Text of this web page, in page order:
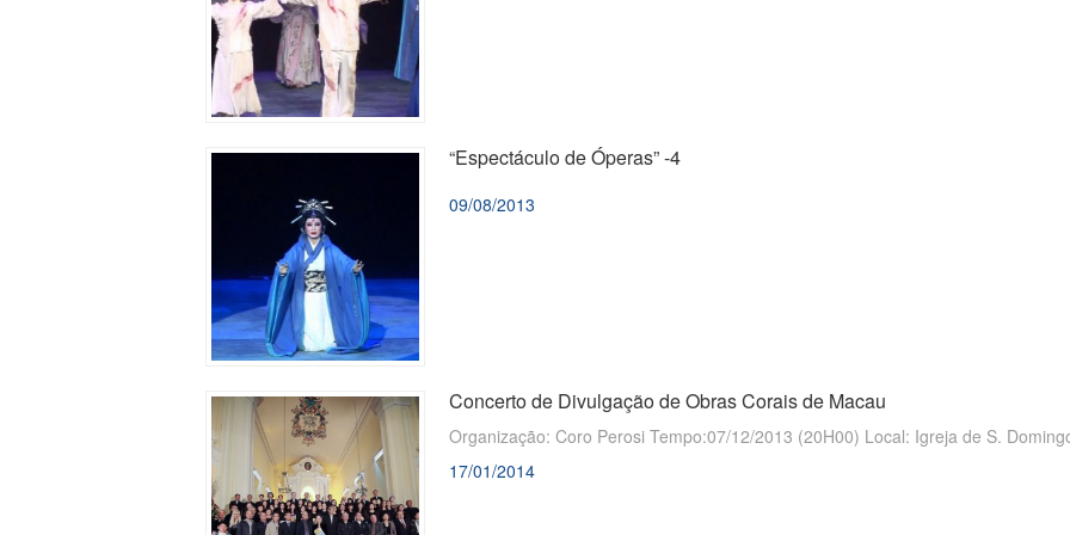
“Espectáculo de Óperas” -4
09/08/2013
Concerto de Divulgação de Obras Corais de Macau
Organização: Coro Perosi Tempo:07/12/2013 (20H00) Local: Igreja de S.
17/01/2014